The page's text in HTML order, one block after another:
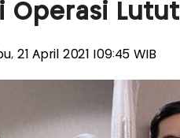
Operasi Lutut
21 April 2021 |09:45 WIB